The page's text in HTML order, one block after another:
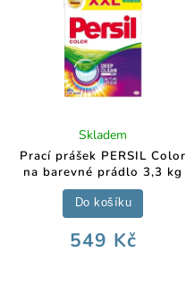
Prací prášek PERSIL Color
na barevné prádlo 3,3 kg
Skladem
549 Kč
Do košíku